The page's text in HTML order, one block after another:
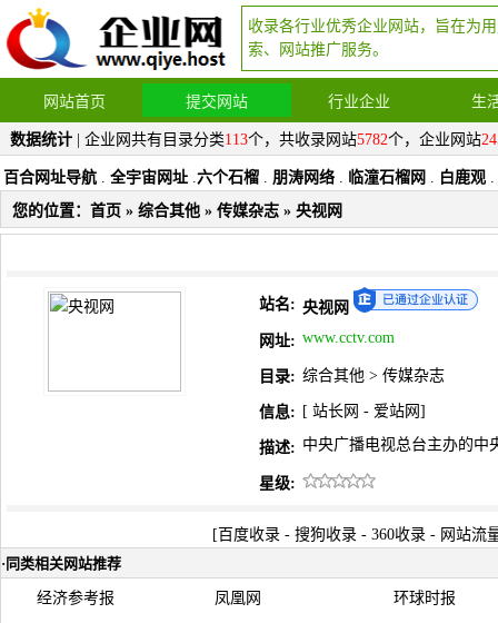
收录各行业优秀企业网站，旨在为
索、网站推广服务。
网站首页 提交网站 行业企业 生
数据统计 | 企业网共有目录分类113个，共收录网站5782个，企业网站
百合网址导航 . 全宇宙网址 .六个石榴 . 朋涛网络 . 临潼石榴网 . 白鹿观 .
您的位置： 首页 » 综合其他 » 传媒杂志 » 央视网
站名: 央视网
网址: www.cctv.com
目录: 综合其他 > 传媒杂志
信息: [ 站长网 - 爱站网 ]
描述: 中央广播电视总台主办的中
星级:
[ 百度收录 - 搜狗收录 - 360收录 - 网站流
· 同类相关网站推荐
经济参考报 凤凰网 环球时报